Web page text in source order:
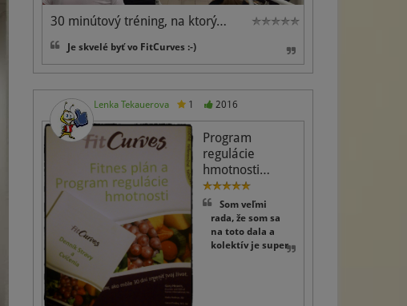
30 minútový tréning, na ktorý…
Je skvelé byť vo FitCurves :-)
Lenka Tekauerova 1 2016
Program
regulácie
hmotnosti…
Som veľmi
rada, že som sa
na toto dala a
kolektív je super